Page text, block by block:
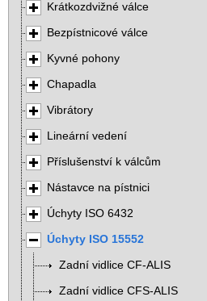
Krátkozdvižné válce
Bezpístnicové válce
Kyvné pohony
Chapadla
Vibrátory
Lineární vedení
Příslušenství k válcům
Nástavce na pístnici
Úchyty ISO 6432
Úchyty ISO 15552
Zadní vidlice CF-ALIS
Zadní vidlice CFS-ALIS